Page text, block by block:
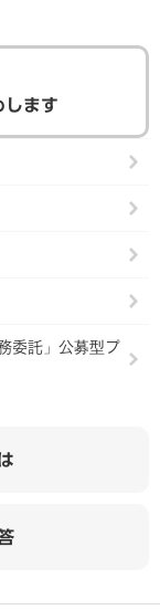
します
委託」公募型プ